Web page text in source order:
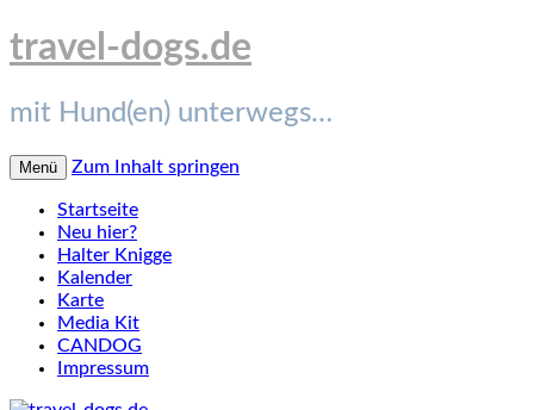
travel-dogs.de
mit Hund(en) unterwegs…
Menü Zum Inhalt springen
Startseite
Neu hier?
Halter Knigge
Kalender
Karte
Media Kit
CANDOG
Impressum